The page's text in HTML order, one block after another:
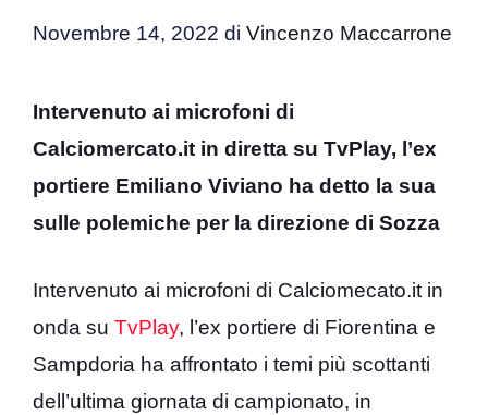
Novembre 14, 2022 di Vincenzo Maccarrone
Intervenuto ai microfoni di
Calciomercato.it in diretta su TvPlay, l’ex
portiere Emiliano Viviano ha detto la sua
sulle polemiche per la direzione di Sozza
Intervenuto ai microfoni di Calciomecato.it in
onda su TvPlay, l’ex portiere di Fiorentina e
Sampdoria ha affrontato i temi più scottanti
dell’ultima giornata di campionato, in